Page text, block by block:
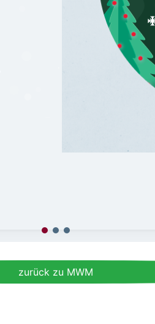
zurück zu MWM